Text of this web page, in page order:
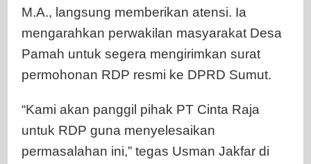
M.A., langsung memberikan atensi. Ia
mengarahkan perwakilan masyarakat Desa
Pamah untuk segera mengirimkan surat
permohonan RDP resmi ke DPRD Sumut.
“Kami akan panggil pihak PT Cinta Raja
untuk RDP guna menyelesaikan
permasalahan ini,” tegas Usman Jakfar di